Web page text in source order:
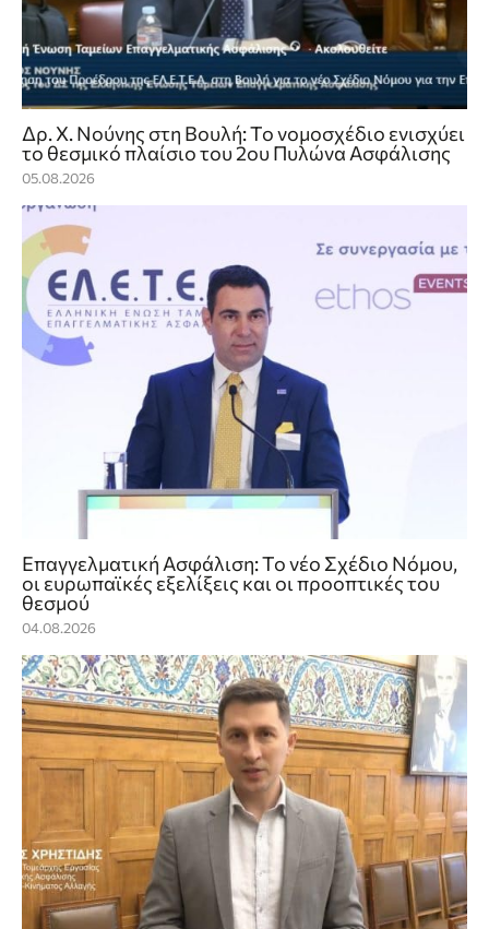
Δρ. Χ. Νούνης στη Βουλή: Το νομοσχέδιο ενισχύει
το θεσμικό πλαίσιο του 2ου Πυλώνα Ασφάλισης
05.08.2026
Επαγγελματική Ασφάλιση: Το νέο Σχέδιο Νόμου,
οι ευρωπαϊκές εξελίξεις και οι προοπτικές του
θεσμού
04.08.2026